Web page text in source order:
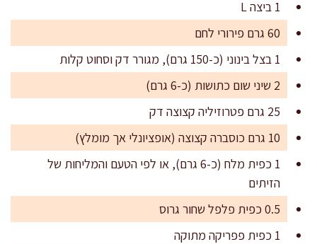
1 ביצה L
60 גרם פירורי לחם
1 בצל בינוני (כ-150 גרם), מגורר דק וסחוט קלות
2 שיני שום כתושות (כ-6 גרם)
25 גרם פטרוזיליה קצוצה דק
10 גרם כוסברה קצוצה (אופציונלי אך מומלץ)
1 כפית מלח (כ-6 גרם), או לפי הטעם והמליחות של
הזיתים
0.5 כפית פלפל שחור גרוס
1 כפית פפריקה מתוקה